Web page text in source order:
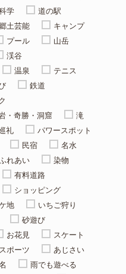
学
道の駅
土芸能
キャンプ
プール
山岳
渓谷
温泉
テニス
鉄道
・奇勝・洞窟
滝
礼
パワースポット
民宿
名水
れあい
染物
有料道路
ショッピング
地
いちご狩り
砂遊び
お花見
スケート
スポーツ
あじさい
雨でも遊べる